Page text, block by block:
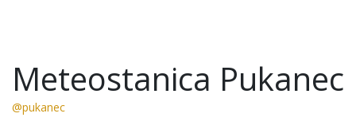
Meteostanica Pukanec
@pukanec